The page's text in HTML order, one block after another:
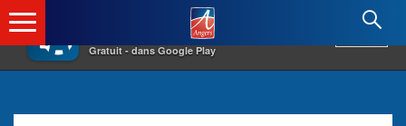
×
Gratuit - dans Google Play
Angers.fr : Retour à l'accueil